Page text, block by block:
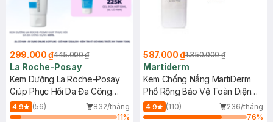
299.000 ₫445.000 ₫
La Roche-Posay
Kem Dưỡng La Roche-Posay
Giúp Phục Hồi Da Đa Công
Dụng 40ml
4.9 (56)
832/tháng
11%
587.000 ₫1.350.000 ₫
Martiderm
Kem Chống Nắng MartiDerm
Phổ Rộng Bảo Vệ Toàn Diện
40ml
4.9 (110)
236/tháng
76%